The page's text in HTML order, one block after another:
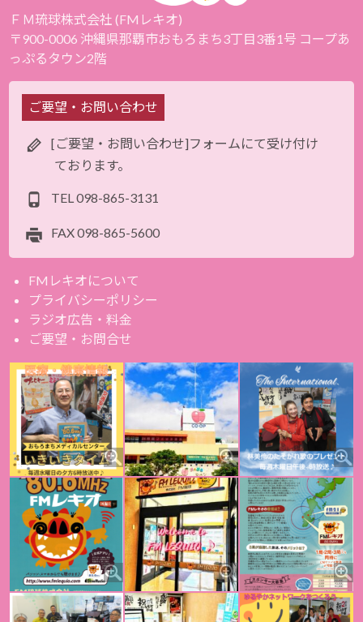
ＦＭ琉球株式会社 (FMレキオ)
〒900-0006 沖縄県那覇市おもろまち3丁目3番1号 コープあ
っぷるタウン2階
ご要望・お問い合わせ
[ご要望・お問い合わせ]フォームにて受け付け
ております。
TEL098-865-3131
FAX098-865-5600
FMレキオについて
プライバシーポリシー
ラジオ広告・料金
ご要望・お問合せ